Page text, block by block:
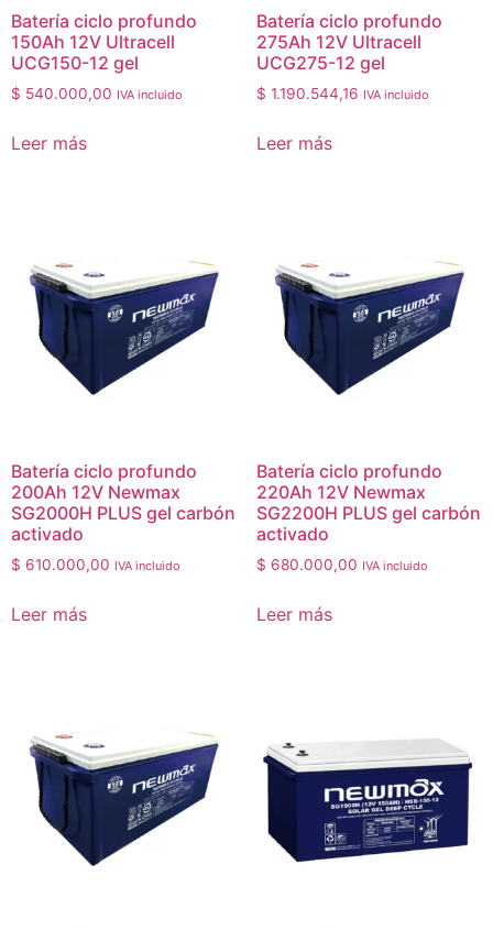
Batería ciclo profundo
150Ah 12V Ultracell
UCG150-12 gel
$ 540.000,00 IVA incluido
Leer más
Batería ciclo profundo
275Ah 12V Ultracell
UCG275-12 gel
$ 1.190.544,16 IVA incluido
Leer más
Batería ciclo profundo
200Ah 12V Newmax
SG2000H PLUS gel carbón
activado
$ 610.000,00 IVA incluido
Leer más
Batería ciclo profundo
220Ah 12V Newmax
SG2200H PLUS gel carbón
activado
$ 680.000,00 IVA incluido
Leer más